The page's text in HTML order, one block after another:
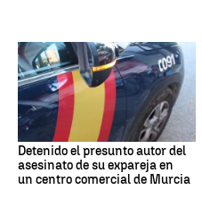
Detenido el presunto autor del
asesinato de su expareja en
un centro comercial de Murcia